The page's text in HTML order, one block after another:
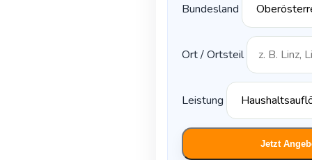
Bundesland
Ort / Ortsteil
Leistung
Jetzt